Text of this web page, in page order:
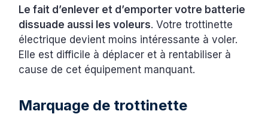
Le fait d’enlever et d’emporter votre batterie
dissuade aussi les voleurs. Votre trottinette
électrique devient moins intéressante à voler.
Elle est difficile à déplacer et à rentabiliser à
cause de cet équipement manquant.
Marquage de trottinette